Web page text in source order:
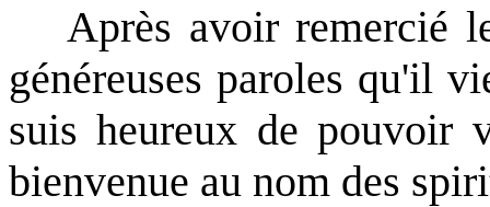
Après avoir remercié
généreuses paroles qu'il
suis heureux de pouvoir
bienvenue au nom des